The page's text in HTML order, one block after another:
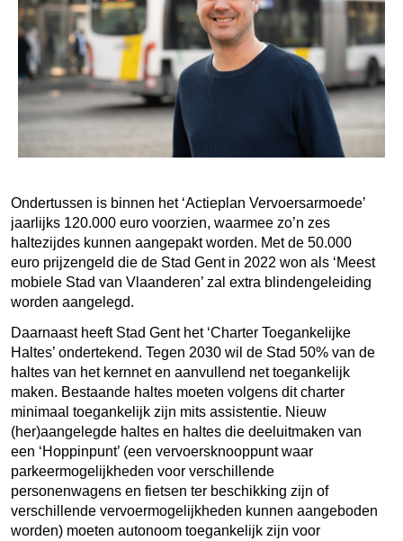
Ondertussen is binnen het ‘Actieplan Vervoersarmoede’
jaarlijks 120.000 euro voorzien, waarmee zo’n zes
haltezijdes kunnen aangepakt worden. Met de 50.000
euro prijzengeld die de Stad Gent in 2022 won als ‘Meest
mobiele Stad van Vlaanderen’ zal extra blindengeleiding
worden aangelegd.
Daarnaast heeft Stad Gent het ‘Charter Toegankelijke
Haltes’ ondertekend. Tegen 2030 wil de Stad 50% van de
haltes van het kernnet en aanvullend net toegankelijk
maken. Bestaande haltes moeten volgens dit charter
minimaal toegankelijk zijn mits assistentie. Nieuw
(her)aangelegde haltes en haltes die deeluitmaken van
een ‘Hoppinpunt’ (een vervoersknooppunt waar
parkeermogelijkheden voor verschillende
personenwagens en fietsen ter beschikking zijn of
verschillende vervoermogelijkheden kunnen aangeboden
worden) moeten autonoom toegankelijk zijn voor